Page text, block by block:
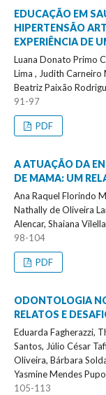
EDUCAÇÃO EM
HIPERTENSÃO
EXPERIÊNCIA DE
Luana Donato Primo
Lima , Judith Carneiro
Beatriz Paixão
91-97
PDF
A ATUAÇÃO DA
DE MAMA: UM
Ana Raquel Florindo
Nathally de Oliveira
Alencar, Shaiana
98-104
PDF
ODONTOLOGIA
RELATOS E
Eduarda Fagherazzi,
Santos, Júlio César
Oliveira, Bárbara
Yasmine Mendes Pupo
105-113